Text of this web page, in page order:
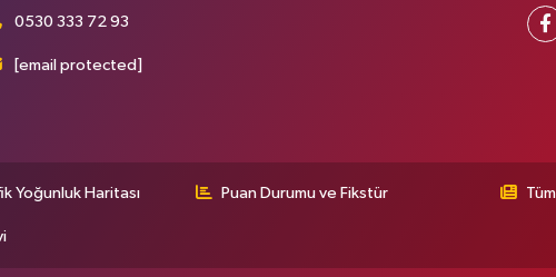
0530 333 72 93
[email protected]
Yoğunluk Haritası Puan Durumu ve Fikstür